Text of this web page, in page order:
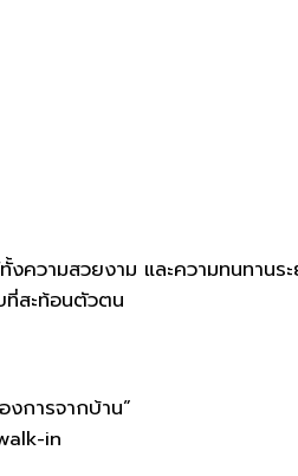
ความสวยงาม และความทนทานระ
สะท้อนตัวตน
การจากบ้าน”
in